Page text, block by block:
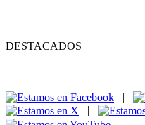
DESTACADOS
|
|